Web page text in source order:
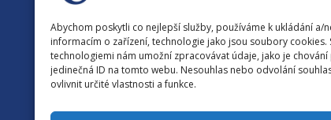
Abychom poskytli co nejlepší služby, používáme k ukládání a/
informacím o zařízení, technologie jako jsou soubory cookies.
technologiemi nám umožní zpracovávat údaje, jako je
jedinečná ID na tomto webu. Nesouhlas nebo odvolání
ovlivnit určité vlastnosti a funkce.
Vianočné sviatky
Vážení zákazníci,
radi by sme strávili vianočné sviatky